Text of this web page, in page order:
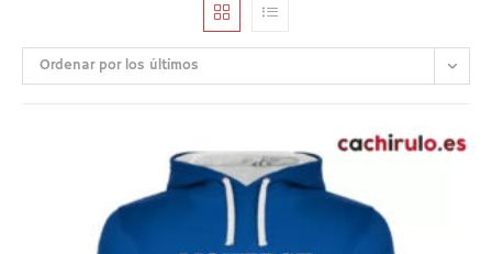
Ordenar por los últimos